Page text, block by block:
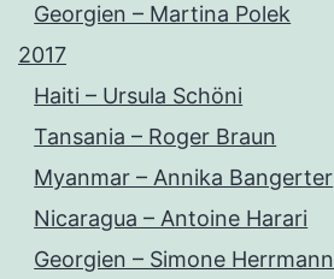
Georgien – Martina Polek
2017
Haiti – Ursula Schöni
Tansania – Roger Braun
Myanmar – Annika Bangerter
Nicaragua – Antoine Harari
Georgien – Simone Herrmann